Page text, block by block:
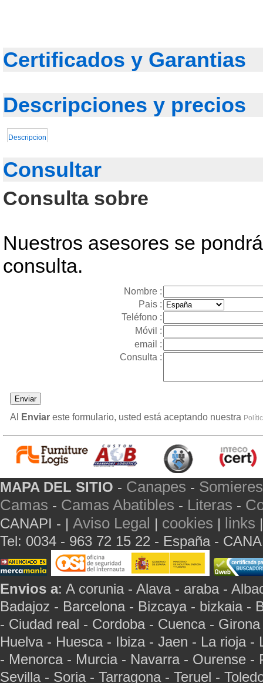
Certificados y Garantias
Descripciones y precios
Descripcion
Consultar
Consulta sobre
Nuestros asesores se
consulta.
Nombre :
Pais :
Teléfono :
Móvil :
email :
Consulta :
Al Enviar este formulario, usted está aceptando nuestra
MAPA DEL SITIO - Canapes - Somieres
Camas - Camas Abatibles - Literas -
CANAPI - | Aviso Legal | cookies | links
Tel: 0034 - 963 72 15 22 - España -
Envios a: A corunia - Alava - araba -
Badajoz - Barcelona - Bizcaya - bizkaia -
- Ciudad real - Cordoba - Cuenca -
Huelva - Huesca - Ibiza - Jaen - La rioja
- Menorca - Murcia - Navarra - Ourense
Sevilla - Soria - Tarragona - Teruel -